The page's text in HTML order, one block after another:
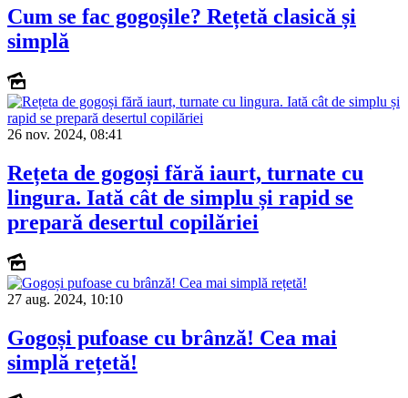
Cum se fac gogoșile? Rețetă clasică și
simplă
26 nov. 2024, 08:41
Rețeta de gogoși fără iaurt, turnate cu
lingura. Iată cât de simplu și rapid se
prepară desertul copilăriei
27 aug. 2024, 10:10
Gogoși pufoase cu brânză! Cea mai
simplă rețetă!